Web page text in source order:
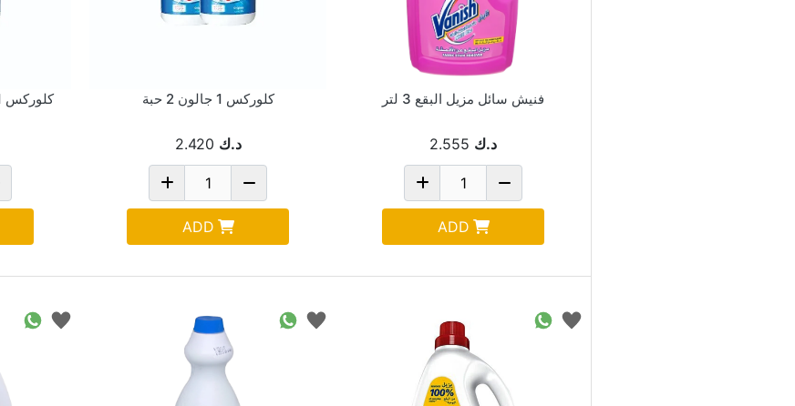
فنيش سائل مزيل البقع 3 لتر
د.ك 2.555
ADD
كلوركس 1 جالون 2 حبة
د.ك 2.420
ADD
كلوركس 1 جالون 2 حبة Pack Of 3